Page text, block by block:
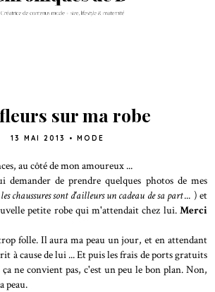
sur ma robe
13 MAI 2013 • MODE
au côté de mon amoureux ...
de prendre quelques photos de mes
les chaussures sont d'ailleurs un cadeau de sa part ... ) et
petite robe qui m'attendait chez lui. Merci
folle. Il aura ma peau un jour, et en attendant
à cause de lui ... Et puis les frais de ports gratuits
ne convient pas, c'est un peu le bon plan. Non,
peau.